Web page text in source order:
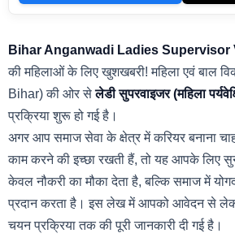
Bihar Anganwadi Ladies Supervisor
की महिलाओं के लिए खुशखबरी! महिला एवं बाल
Bihar) की ओर सेलेडी सुपरवाइजर (महिला
प्रक्रिया शुरू हो गई है।
अगर आप समाज सेवा के क्षेत्र में करियर बनाना
काम करने की इच्छा रखती हैं, तो यह आपके लिए
केवल नौकरी का मौका देता है, बल्कि समाज में
प्रदान करता है। इस लेख में आपको आवेदन से
चयन प्रक्रिया तक की पूरी जानकारी दी गई है।